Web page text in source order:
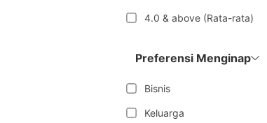
4.0 & above (Rata-rata)
Preferensi Menginap
Bisnis
Keluarga